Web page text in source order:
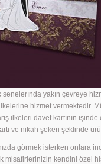
yakın çevreye
hizmet vermektedir.
ilkeleri davet kartının işinde
ve nikah şekeri şeklinde
görmek isterken onlara
misafirlerinizin kendini özel